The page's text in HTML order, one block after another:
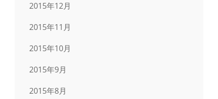
2015年12月
2015年11月
2015年10月
2015年9月
2015年8月